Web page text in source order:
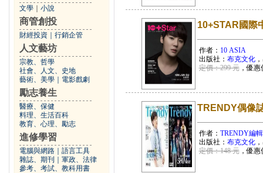
文學 小說
商管創投
財經投資 行銷企管
人文藝坊
宗教、哲學
社會、人文、史地
藝術、美學
電影戲劇
勵志養生
醫療、保健
料理、生活百科
教育、心理、勵志
進修學習
電腦與網路
語言工具
雜誌、期刊
軍政、法律
參考、考試、教科用書
10+STAR國際
作者： 10 ASIA
出版社： 布克文化
定價：299 元，優惠
TRENDY偶像
作者： TRENDY編
出版社： 布克文化
定價：148 元，優惠